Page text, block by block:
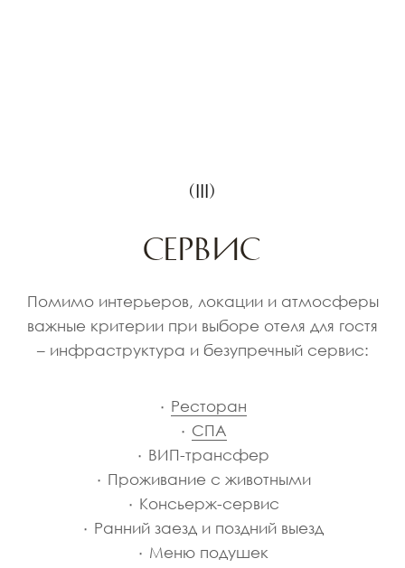
О группе компаний Работа с ОКНДубай
Гостиничный операторБрокерамБлог
Сведения на сайте носят информационный характер.
Представленные на сайте изображения носят предварительный
ознакомительный характер и могут отличаться от фактических